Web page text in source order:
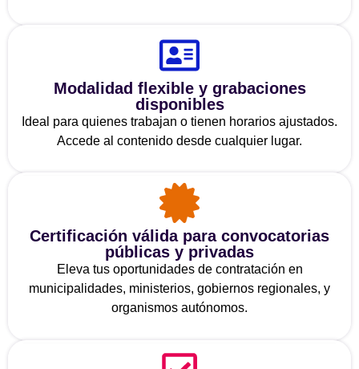
Modalidad flexible y grabaciones
disponibles
Ideal para quienes trabajan o tienen horarios ajustados.
Accede al contenido desde cualquier lugar.
Certificación válida para convocatorias
públicas y privadas
Eleva tus oportunidades de contratación en
municipalidades, ministerios, gobiernos regionales, y
organismos autónomos.